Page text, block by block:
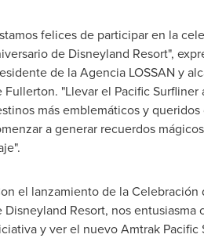
felices de participar en la
de Disneyland Resort",
de la Agencia LOSSAN y
Fullerton. "Llevar el Pacific Surfliner
más emblemáticos y
a generar recuerdos
el lanzamiento de la Celebración
Disneyland Resort, nos entusiasma
y ver el nuevo Amtrak Pacific